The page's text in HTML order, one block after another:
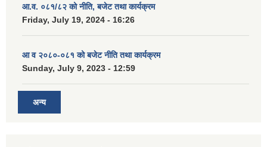
आ.व. ०८१/८२ को नीति, बजेट तथा कार्यक्रम
Friday, July 19, 2024 - 16:26
आ व २०८०-०८१ को बजेट नीति तथा कार्यक्रम
Sunday, July 9, 2023 - 12:59
अन्य